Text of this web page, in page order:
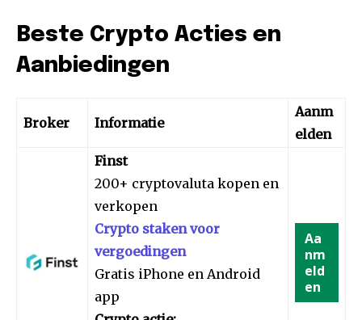
Beste Crypto Acties en
Aanbiedingen
Broker Informatie
Aanm
elden
Finst
200+ cryptovaluta kopen en
verkopen
Crypto staken voor
vergoedingen
Gratis iPhone en Android
app
Aa
nm
eld
en